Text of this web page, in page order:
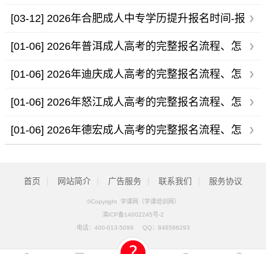
名条件
[03-12] 2026年合肥成人中专学历提升报名时间-报
名条件
[01-06] 2026年普洱成人高考的完整报名流程、怎
么报名
[01-06] 2026年迪庆成人高考的完整报名流程、怎
么报名
[01-06] 2026年怒江成人高考的完整报名流程、怎
么报名
[01-06] 2026年德宏成人高考的完整报名流程、怎
首页 网站简介 广告服务 联系我们 服务协议
©Copyright 学课网（学课培训网）
滇ICP备14002245号-2
电话： 400-013-5099 QQ： 846598293